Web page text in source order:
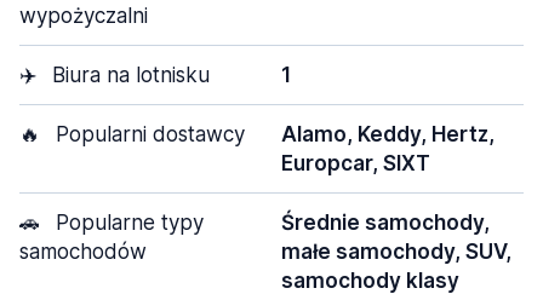
wypożyczalni
✈️ Biura na lotnisku 1
🔥 Popularni dostawcy
Alamo, Keddy, Hertz,
Europcar, SIXT
🚗
Popularne typy
samochodów
Średnie samochody,
małe samochody, SUV,
samochody klasy